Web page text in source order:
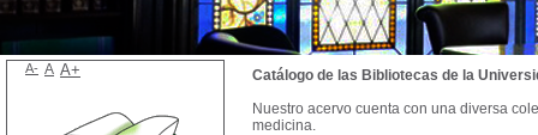
Catálogo de las Bibliotecas de la
Nuestro acervo cuenta con una diversa
medicina.
A- A A+